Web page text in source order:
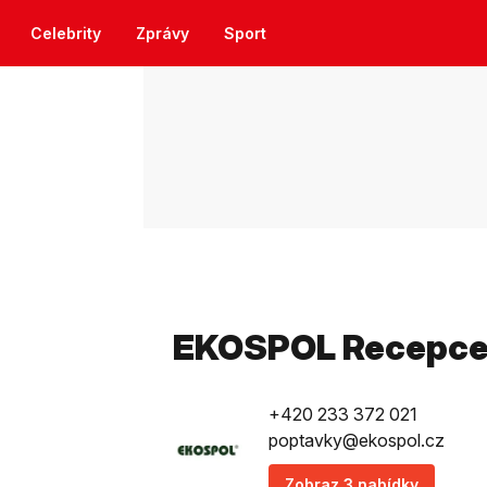
Celebrity Zprávy Sport
EKOSPOL
+420 233 372 021
poptavky@ekospol.cz